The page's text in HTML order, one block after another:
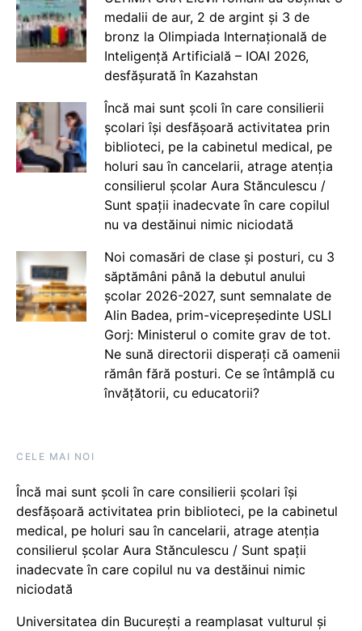
medalii de aur, 2 de argint și 3 de
bronz la Olimpiada Internațională de
Inteligență Artificială – IOAI 2026,
desfășurată în Kazahstan
Încă mai sunt școli în care consilierii
școlari își desfășoară activitatea prin
biblioteci, pe la cabinetul medical, pe
holuri sau în cancelarii, atrage atenția
consilierul școlar Aura Stănculescu /
Sunt spații inadecvate în care copilul
nu va destăinui nimic niciodată
Noi comasări de clase și posturi, cu 3
săptămâni până la debutul anului
școlar 2026-2027, sunt semnalate de
Alin Badea, prim-vicepreședinte USLI
Gorj: Ministerul o comite grav de tot.
Ne sună directorii disperați că oamenii
rămân fără posturi. Ce se întâmplă cu
învățătorii, cu educatorii?
CELE MAI NOI
Încă mai sunt școli în care consilierii școlari își
desfășoară activitatea prin biblioteci, pe la cabinetul
medical, pe holuri sau în cancelarii, atrage atenția
consilierul școlar Aura Stănculescu / Sunt spații
inadecvate în care copilul nu va destăinui nimic
niciodată
Universitatea din București a reamplasat vulturul și